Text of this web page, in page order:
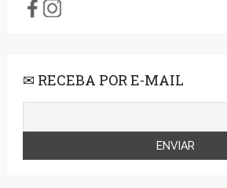
✉ RECEBA POR E-MAIL